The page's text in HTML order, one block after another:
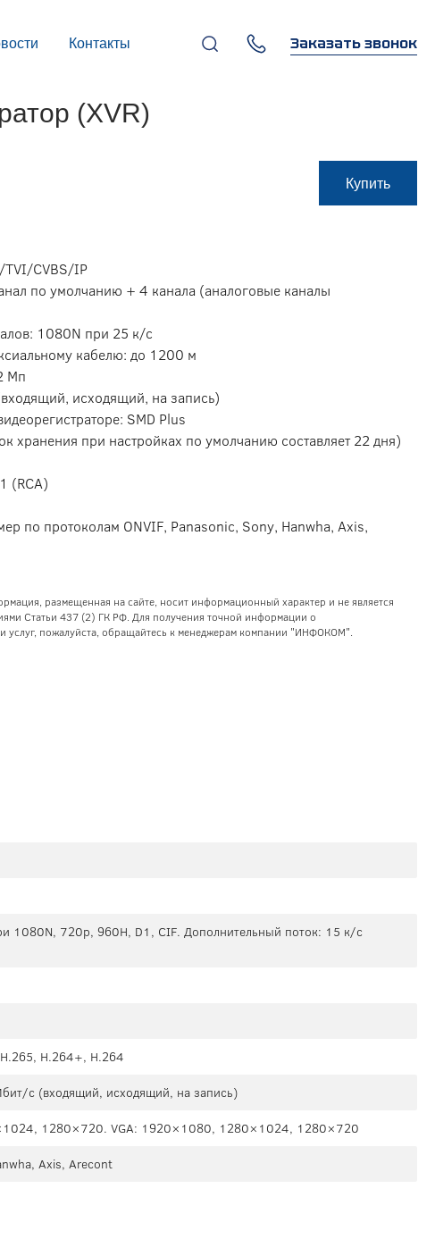
Контакты
г. Москва, 119270,
Лужнецкая наб., д. 6, стр. 1,
Заказать звонок
(XVR)
Купить
TVI/CVBS/IP
по умолчанию + 4 канала (аналоговые каналы
1080N при 25 к/с
кабелю: до 1200 м
Мп
исходящий, на запись)
SMD Plus
хранения при настройках по умолчанию составляет 22 дня)
(RCA)
по протоколам ONVIF, Panasonic, Sony, Hanwha, Axis,
размещенная на сайте, носит информационный характер и не является
Статьи 437 (2) ГК РФ. Для получения точной информации о
и услуг, пожалуйста, обращайтесь к менеджерам компании "ИНФОКОМ".
1080N, 720p, 960H, D1, CIF. Дополнительный поток: 15 к/с
H.264+, H.264
с (входящий, исходящий, на запись)
1280×720. VGA: 1920×1080, 1280×1024, 1280×720
Axis, Arecont